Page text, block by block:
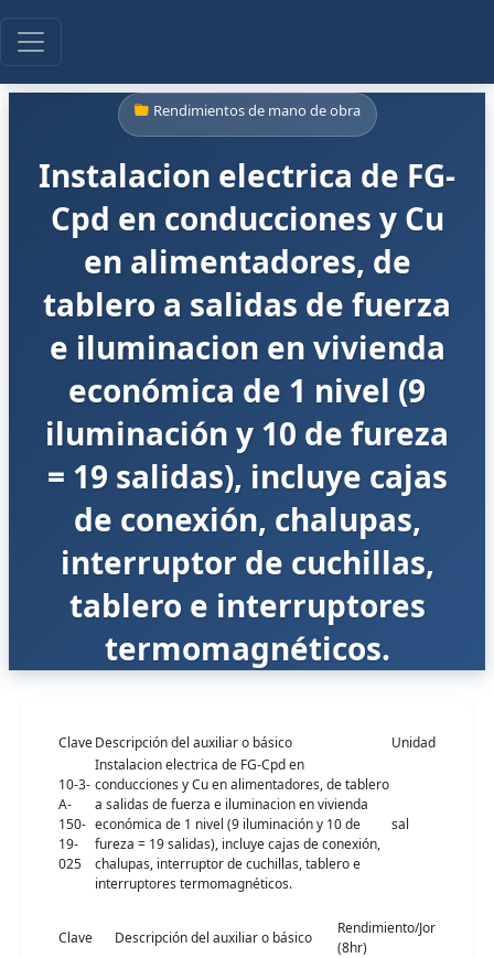
Rendimientos de mano de obra
Instalacion electrica de FG-
Cpd en conducciones y Cu
en alimentadores, de
tablero a salidas de fuerza
e iluminacion en vivienda
económica de 1 nivel (9
iluminación y 10 de fureza
= 19 salidas), incluye cajas
de conexión, chalupas,
interruptor de cuchillas,
tablero e interruptores
termomagnéticos.
ClaveDescripción del auxiliar o básico Unidad
10-3-
A-
150-
19-
025
Instalacion electrica de FG-Cpd en
conducciones y Cu en alimentadores, de tablero
a salidas de fuerza e iluminacion en vivienda
económica de 1 nivel (9 iluminación y 10 de
fureza = 19 salidas), incluye cajas de conexión,
chalupas, interruptor de cuchillas, tablero e
interruptores termomagnéticos.
sal
Clave Descripción del auxiliar o básico
Rendimiento/Jor
(8hr)